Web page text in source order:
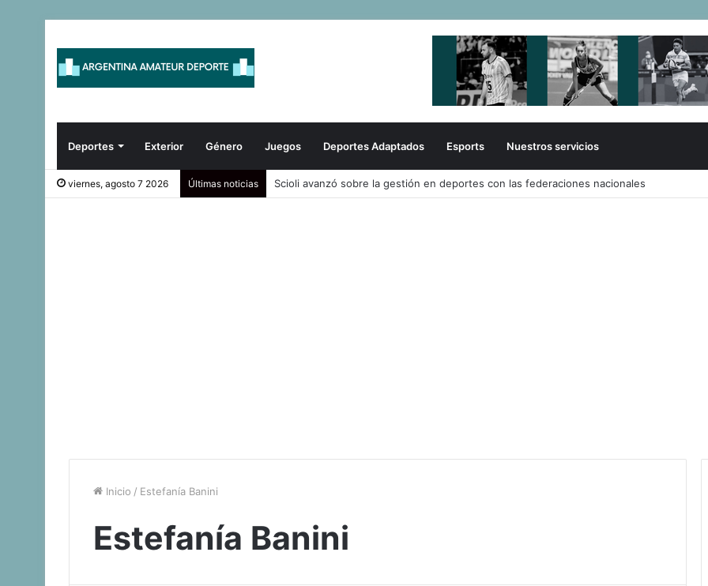
Deportes Exterior Género Juegos Deportes Adaptados Esports Nuestros servicios
viernes, agosto 7 2026 Últimas noticias Argentina reafirmó su liderazgo y venció a Uruguay en el Sudamericano
Inicio / Estefanía Banini
Estefanía Banini